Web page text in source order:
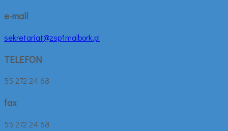
e-mail
sekretariat@zsp1malbork.pl
TELEFON
55 272 24 68
fax
55 272 24 68